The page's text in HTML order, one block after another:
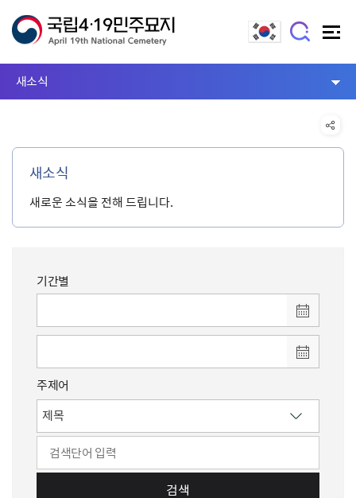
새소식
새소식
새로운 소식을 전해 드립니다.
기간별
주제어
검색